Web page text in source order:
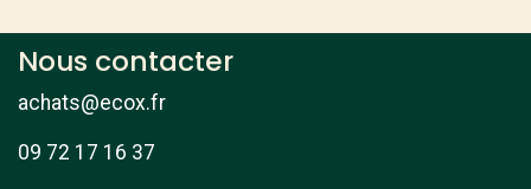
Nous contacter
achats@ecox.fr
09 72 17 16 37